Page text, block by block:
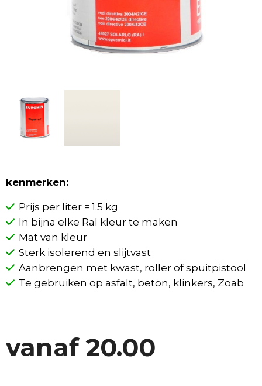
kenmerken:
Prijs per liter = 1.5 kg
In bijna elke Ral kleur te maken
Mat van kleur
Sterk isolerend en slijtvast
Aanbrengen met kwast, roller of spuitpistool
Te gebruiken op asfalt, beton, klinkers, Zoab
vanaf20.00